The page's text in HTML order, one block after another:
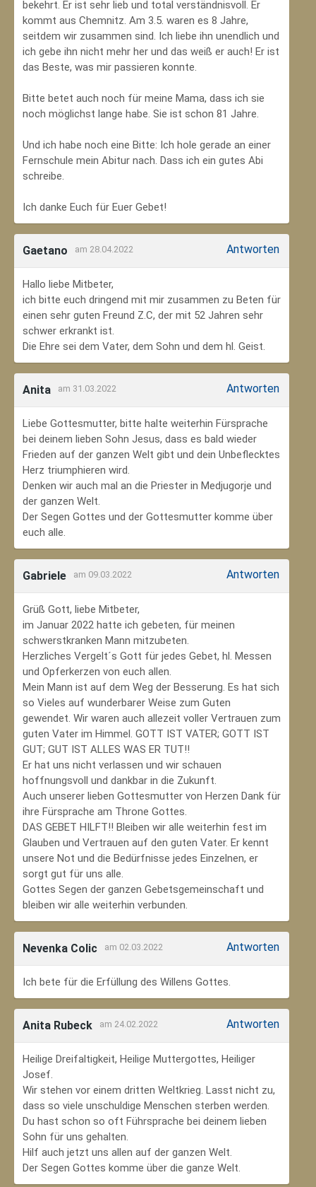
bekehrt. Er ist sehr lieb und total verständnisvoll. Er
kommt aus Chemnitz. Am 3.5. waren es 8 Jahre,
seitdem wir zusammen sind. Ich liebe ihn unendlich und
ich gebe ihn nicht mehr her und das weiß er auch! Er ist
das Beste, was mir passieren konnte.
Bitte betet auch noch für meine Mama, dass ich sie
noch möglichst lange habe. Sie ist schon 81 Jahre.
Und ich habe noch eine Bitte: Ich hole gerade an einer
Fernschule mein Abitur nach. Dass ich ein gutes Abi
schreibe.
Ich danke Euch für Euer Gebet!
Gaetano am 28.04.2022 Antworten
Hallo liebe Mitbeter,
ich bitte euch dringend mit mir zusammen zu Beten für
einen sehr guten Freund Z.C, der mit 52 Jahren sehr
schwer erkrankt ist.
Die Ehre sei dem Vater, dem Sohn und dem hl. Geist.
Anita am 31.03.2022 Antworten
Liebe Gottesmutter, bitte halte weiterhin Fürsprache
bei deinem lieben Sohn Jesus, dass es bald wieder
Frieden auf der ganzen Welt gibt und dein Unbeflecktes
Herz triumphieren wird.
Denken wir auch mal an die Priester in Medjugorje und
der ganzen Welt.
Der Segen Gottes und der Gottesmutter komme über
euch alle.
Gabriele am 09.03.2022 Antworten
Grüß Gott, liebe Mitbeter,
im Januar 2022 hatte ich gebeten, für meinen
schwerstkranken Mann mitzubeten.
Herzliches Vergelt´s Gott für jedes Gebet, hl. Messen
und Opferkerzen von euch allen.
Mein Mann ist auf dem Weg der Besserung. Es hat sich
so Vieles auf wunderbarer Weise zum Guten
gewendet. Wir waren auch allezeit voller Vertrauen zum
guten Vater im Himmel. GOTT IST VATER; GOTT IST
GUT; GUT IST ALLES WAS ER TUT!!
Er hat uns nicht verlassen und wir schauen
hoffnungsvoll und dankbar in die Zukunft.
Auch unserer lieben Gottesmutter von Herzen Dank für
ihre Fürsprache am Throne Gottes.
DAS GEBET HILFT!! Bleiben wir alle weiterhin fest im
Glauben und Vertrauen auf den guten Vater. Er kennt
unsere Not und die Bedürfnisse jedes Einzelnen, er
sorgt gut für uns alle.
Gottes Segen der ganzen Gebetsgemeinschaft und
bleiben wir alle weiterhin verbunden.
Nevenka Colic am 02.03.2022 Antworten
Ich bete für die Erfüllung des Willens Gottes.
Anita Rubeck am 24.02.2022 Antworten
Heilige Dreifaltigkeit, Heilige Muttergottes, Heiliger
Josef.
Wir stehen vor einem dritten Weltkrieg. Lasst nicht zu,
dass so viele unschuldige Menschen sterben werden.
Du hast schon so oft Führsprache bei deinem lieben
Sohn für uns gehalten.
Hilf auch jetzt uns allen auf der ganzen Welt.
Der Segen Gottes komme über die ganze Welt.